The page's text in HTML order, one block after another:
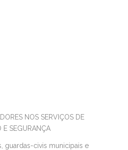
NOS SERVIÇOS DE
E SEGURANÇA
guardas-civis municipais e